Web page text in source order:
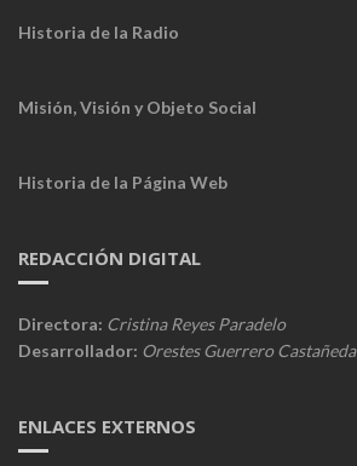
Historia de la Radio
Misión, Visión y Objeto Social
Historia de la Página Web
REDACCIÓN DIGITAL
Directora: Cristina Reyes Paradelo
Desarrollador: Orestes Guerrero Castañeda
ENLACES EXTERNOS